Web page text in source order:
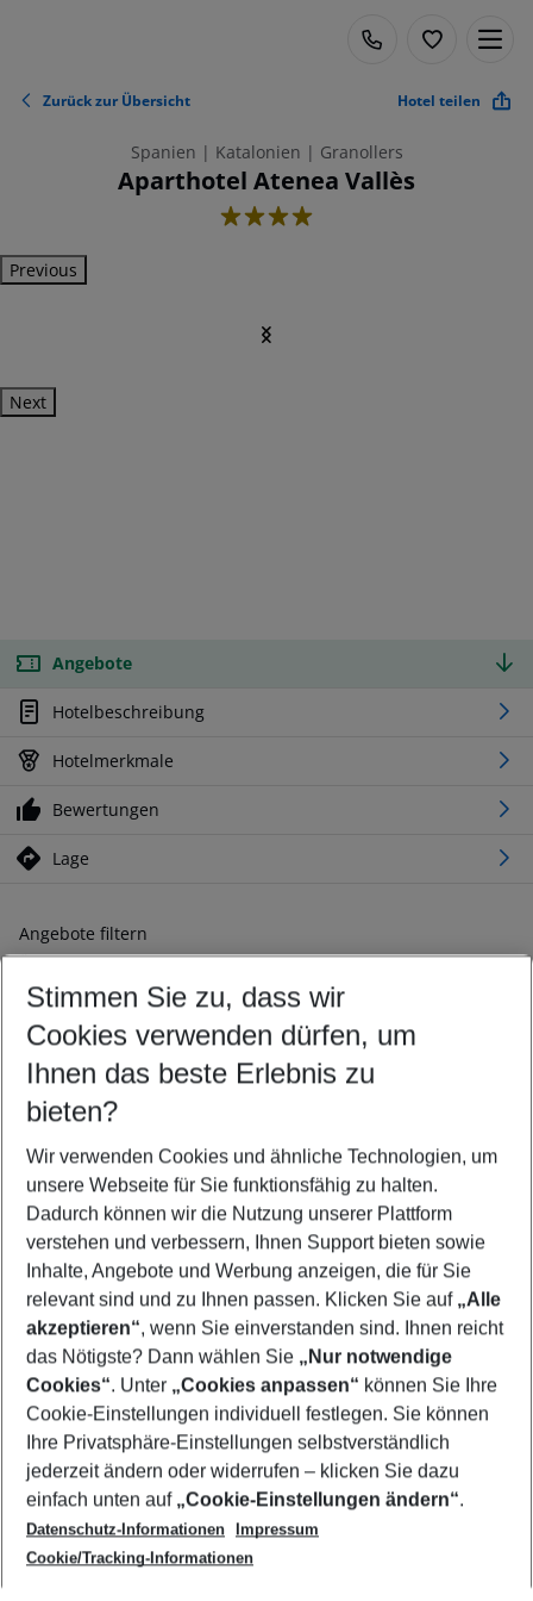
Zurück zur Übersicht Hotel teilen
Spanien | Katalonien | Granollers
Aparthotel Atenea Vallès
4
Previous
Next
Angebote
Hotelbeschreibung
Hotelmerkmale
Bewertungen
Lage
Angebote filtern
Ändern Sie Ihre Kriterien nach Ihren Wünschen
Abflughafen wählen
Beliebiger Abflughafen
Reisezeitraum wählen
09.08.26– 07.08.27 5-8 Nächte
2 Erwachsene Keine Kinder
Mehr Filter anzeigen
Footer
Footer navigation
Über uns
AGB
Cookie-Einstellungen ändern
Cookie-Richtlinie
Datenschutz
Service & Hilfe
Barrierefreies Reisen
Check-in
Folgen Sie uns
Stimmen Sie zu, dass wir
Cookies verwenden dürfen, um
Ihnen das beste Erlebnis zu
bieten?
Wir verwenden Cookies und ähnliche Technologien, um
unsere Webseite für Sie funktionsfähig zu halten.
Dadurch können wir die Nutzung unserer Plattform
verstehen und verbessern, Ihnen Support bieten sowie
Inhalte, Angebote und Werbung anzeigen, die für Sie
relevant sind und zu Ihnen passen. Klicken Sie auf „Alle
akzeptieren“, wenn Sie einverstanden sind. Ihnen reicht
das Nötigste? Dann wählen Sie „Nur notwendige
Cookies“. Unter „Cookies anpassen“ können Sie Ihre
Cookie-Einstellungen individuell festlegen. Sie können
Ihre Privatsphäre-Einstellungen selbstverständlich
jederzeit ändern oder widerrufen – klicken Sie dazu
einfach unten auf „Cookie-Einstellungen ändern“.
Datenschutz-Informationen
Impressum
Cookie/Tracking-Informationen